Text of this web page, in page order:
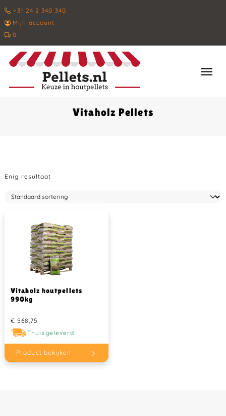
+31 24 2 340 340
Mijn account
0
Vitaholz Pellets
Enig resultaat
Vitaholz houtpellets
990kg
€ 568,75
Thuisgeleverd
Product bekijken